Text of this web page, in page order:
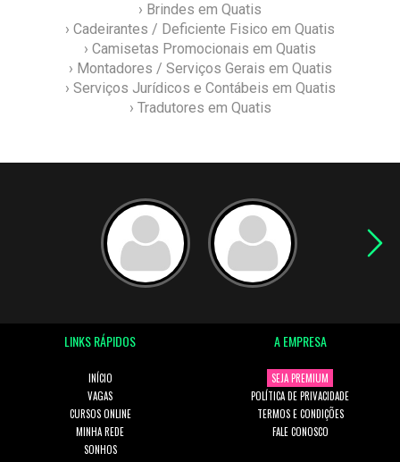
› Brindes em Quatis
› Cadeirantes / Deficiente Fisico em Quatis
› Camisetas Promocionais em Quatis
› Montadores / Serviços Gerais em Quatis
› Serviços Jurídicos e Contábeis em Quatis
› Tradutores em Quatis
LINKS RÁPIDOS
INÍCIO
VAGAS
CURSOS ONLINE
MINHA REDE
SONHOS
A EMPRESA
SEJA PREMIUM
POLÍTICA DE PRIVACIDADE
TERMOS E CONDIÇÕES
FALE CONOSCO